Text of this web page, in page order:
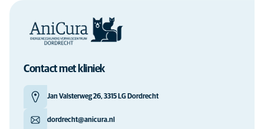
Contact met kliniek
Jan Valsterweg 26, 3315 LG Dordrecht
dordrecht@anicura.nl